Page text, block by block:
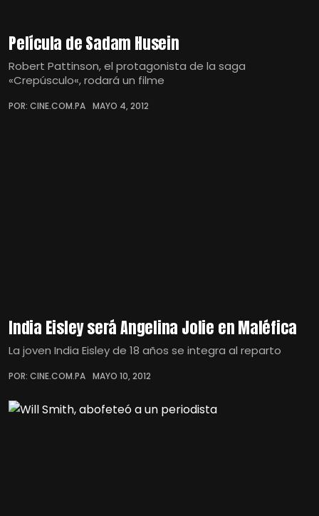
Película de Sadam Husein
Robert Pattinson, el protagonista de la saga
«Crepúsculo«, rodará un filme
POR: CINE.COM.PA MAYO 4, 2012
India Eisley será Angelina Jolie en Maléfica
La joven India Eisley de 18 años se integra al reparto
POR: CINE.COM.PA MAYO 10, 2012